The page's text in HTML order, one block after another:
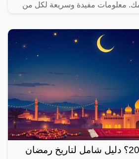
معلومات مفيدة وسريعة لكل من
متى رمضان 2025؟ دليل شامل لتاريخ رمضان